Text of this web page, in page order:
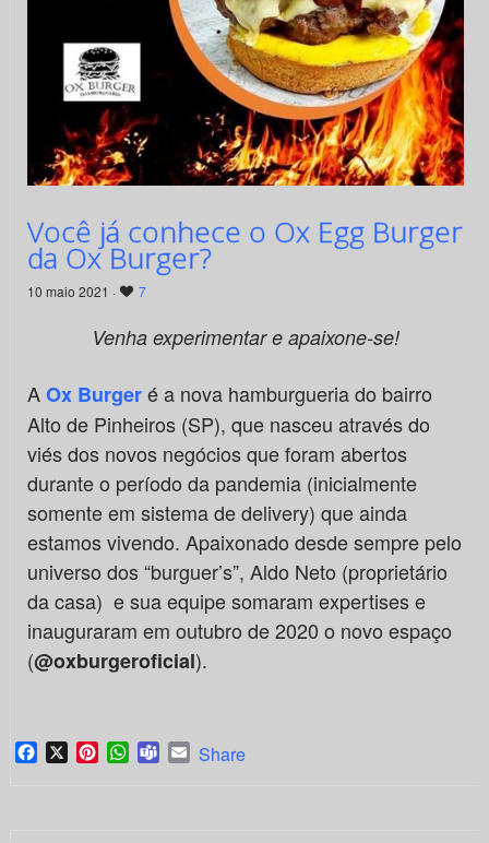
Você já conhece o Ox Egg Burger
da Ox Burger?
10 maio 2021 · 7
Venha experimentar e apaixone-se!
AOx Burgeré a nova hamburgueria do bairro
Alto de Pinheiros (SP), que nasceu através do
viés dos novos negócios que foram abertos
durante o período da pandemia (inicialmente
somente em sistema de delivery) que ainda
estamos vivendo. Apaixonado desde sempre pelo
universo dos “burguer’s”, Aldo Neto (proprietário
da casa) e sua equipe somaram expertises e
inauguraram em outubro de 2020 o novo espaço
(@oxburgeroficial).
Facebook
X PinterestWhatsApp
TeamsEmail
Share